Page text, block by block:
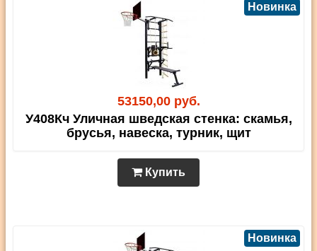
53150,00 руб.
Новинка
У408Кч Уличная шведская стенка: скамья,
брусья, навеска, турник, щит
Купить
Новинка